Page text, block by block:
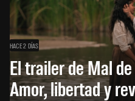
HACE 2 DÍAS
El trailer de Mal
Amor, libertad y